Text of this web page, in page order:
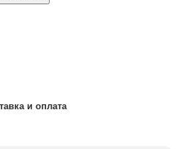
и оплата